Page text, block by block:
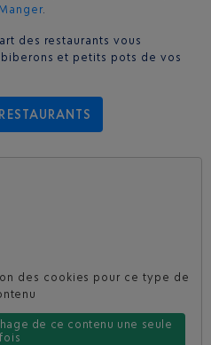
.
des restaurants vous
et petits pots de vos
des cookies pour ce type de
de ce contenu une seule
fois